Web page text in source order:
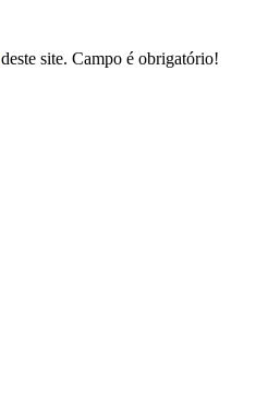
deste site. Campo é obrigatório!